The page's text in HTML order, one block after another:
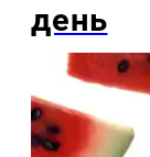
день